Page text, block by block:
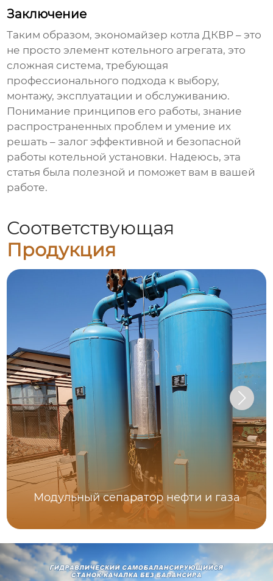
Заключение
Таким образом,экономайзер котла ДКВР – это
не просто элемент котельного агрегата, это
сложная система, требующая
профессионального подхода к выбору,
монтажу, эксплуатации и обслуживанию.
Понимание принципов его работы, знание
распространенных проблем и умение их
решать – залог эффективной и безопасной
работы котельной установки. Надеюсь, эта
статья была полезной и поможет вам в вашей
работе.
Соответствующая
Продукция
Модульный сепаратор нефти и газа